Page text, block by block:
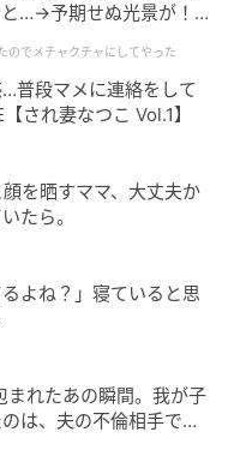
…→予期せぬ光景が！
のでメチャクチャにしてやった
普段マメに連絡をして
され妻なつこ Vol.1】
を晒すママ、大丈夫か
たら。
よね？」寝ていると思
れたあの瞬間。我が子
は、夫の不倫相手でし